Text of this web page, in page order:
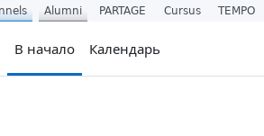
В начало Календарь
Alumni PARTAGE Cursus TEMPO